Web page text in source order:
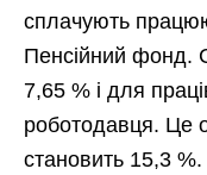
сплачують
Пенсійний фонд.
7,65 % і для
роботодавця. Це
становить 15,3 %.